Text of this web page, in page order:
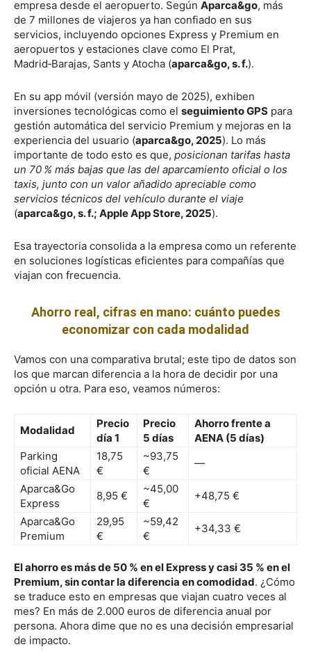
empresa desde el aeropuerto. Según Aparca&go, más
de 7 millones de viajeros ya han confiado en sus
servicios, incluyendo opciones Express y Premium en
aeropuertos y estaciones clave como El Prat,
Madrid‑Barajas, Sants y Atocha (aparca&go, s. f.).
En su app móvil (versión mayo de 2025), exhiben
inversiones tecnológicas como el seguimiento GPS para
gestión automática del servicio Premium y mejoras en la
experiencia del usuario (aparca&go, 2025). Lo más
importante de todo esto es que, posicionan tarifas hasta
un 70 % más bajas que las del aparcamiento oficial o los
taxis, junto con un valor añadido apreciable como
servicios técnicos del vehículo durante el viaje
(aparca&go, s. f.; Apple App Store, 2025).
Esa trayectoria consolida a la empresa como un referente
en soluciones logísticas eficientes para compañías que
viajan con frecuencia.
Ahorro real, cifras en mano: cuánto puedes
economizar con cada modalidad
Vamos con una comparativa brutal; este tipo de datos son
los que marcan diferencia a la hora de decidir por una
opción u otra. Para eso, veamos números:
Modalidad
Precio
día 1
Precio
5 días
Ahorro frente a
AENA (5 días)
Parking
oficial AENA
18,75
€
~93,75
€
—
Aparca&Go
Express
8,95 €
~45,00
€
+48,75 €
Aparca&Go
Premium
29,95
€
~59,42
€
+34,33 €
El ahorro es más de 50 % en el Express y casi 35 % en el
Premium, sin contar la diferencia en comodidad. ¿Cómo
se traduce esto en empresas que viajan cuatro veces al
mes? En más de 2.000 euros de diferencia anual por
persona. Ahora dime que no es una decisión empresarial
de impacto.